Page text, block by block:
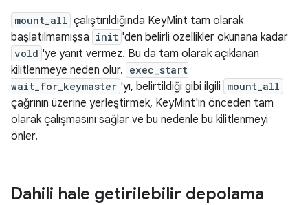
mount_all çalıştırıldığında KeyMint tam olarak
başlatılmamışsa init 'den belirli özellikler okunana kadar
vold 'ye yanıt vermez. Bu da tam olarak açıklanan
kilitlenmeye neden olur. exec_start
wait_for_keymaster 'yı, belirtildiği gibi ilgili mount_all
çağrının üzerine yerleştirmek, KeyMint'in önceden tam
olarak çalışmasını sağlar ve bu nedenle bu kilitlenmeyi
önler.
Dahili hale getirilebilir depolama